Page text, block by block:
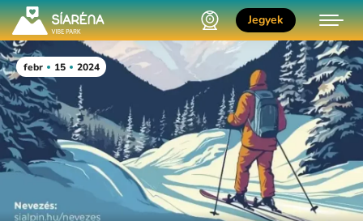
Jegyek
febr 15 2024